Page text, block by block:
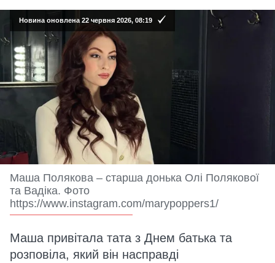
Новина оновлена 22 червня 2026, 08:19
Маша Полякова – старша донька Олі Полякової
та Вадіка. Фото
https://www.instagram.com/marypoppers1/
Маша привітала тата з Днем батька та
розповіла, який він насправді